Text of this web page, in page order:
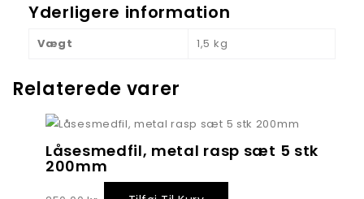
Yderligere information
Vægt 1,5 kg
Relaterede varer
Låsesmedfil, metal rasp sæt 5 stk
200mm